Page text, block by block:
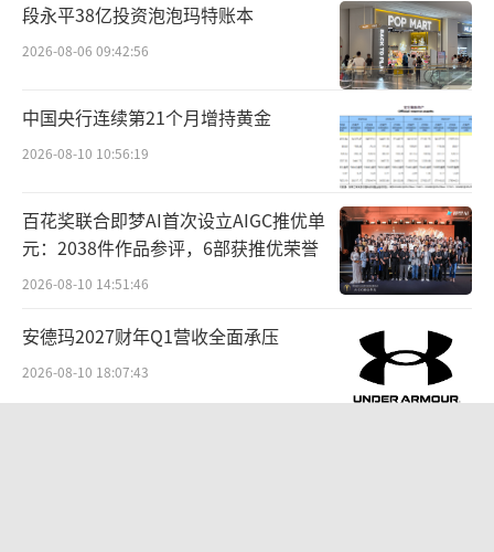
有趣的是，除了定价亲民，被海底捞收购
的举高高与一围还有诸多相似之处。在品牌标
识上，双方均采用萌宠风熊猫。在门店设置
上，两个品牌均为一人一锅，主打自助式服
务，如顾客需在面前的传送带自取食材。
对于一围与“举高高”的关系、“举高
高”收购详情，截至发稿时，海底捞未回复小
仍待检验
段永平38亿投资泡泡玛特账本
2026-08-06 09:42:56
中国央行连续第21个月增持黄金
2026-08-10 10:56:19
百花奖联合即梦AI首次设立AIGC推优单
元：2038件作品参评，6部获推优荣誉
2026-08-10 14:51:46
安德玛2027财年Q1营收全面承压
2026-08-10 18:07:43